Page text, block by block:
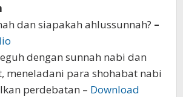
dan siapakah ahlussunnah? –
dengan sunnah nabi dan
meneladani para shohabat nabi
perdebatan – Download